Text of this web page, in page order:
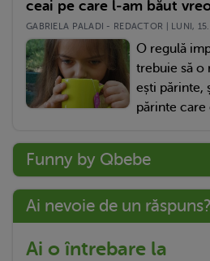
ceai pe care l-am băut
GABRIELA PALADI - REDACTOR | LUNI,
O regulă
trebuie să o
ești părinte,
părinte care
Funny by Qbebe
Ai nevoie de un răspuns?
Ai o întrebare la